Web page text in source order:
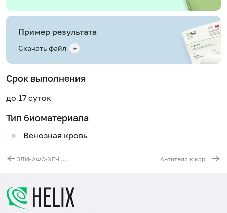
Пример результата
Скачать файл
Срок выполнения
до 17 суток
Тип биоматериала
Венозная кровь
ЭЛИ-АФС-ХГЧ Тест (антифосфолипидный синдром, анти-ХГЧ синдром, 6 антигенов) Антитела к кардиолипину, IgA